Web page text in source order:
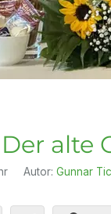
alte
Autor: Gunnar